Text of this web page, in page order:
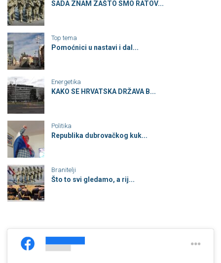
SADA ZNAM ZAŠTO SMO RATOV...
Top tema
Pomoćnici u nastavi i dal...
Energetika
KAKO SE HRVATSKA DRŽAVA B...
Politika
Republika dubrovačkog kuk...
Branitelji
Što to svi gledamo, a rij...